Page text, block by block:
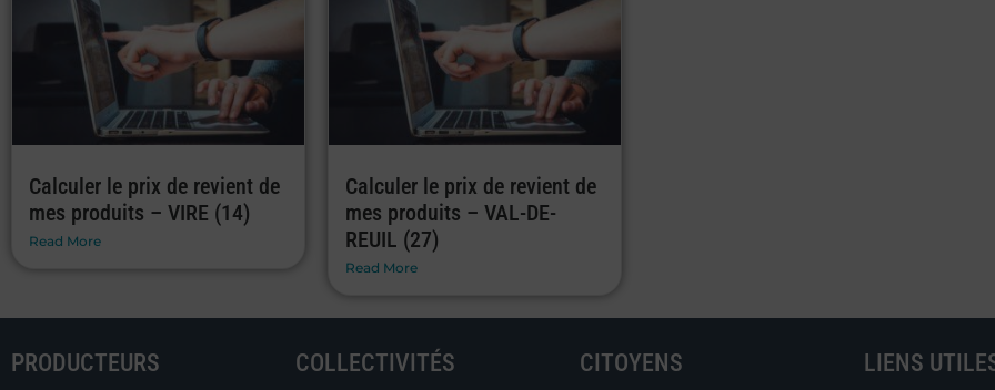
Calculer le prix de revient de
mes produits – VIRE (14)
Read More
Calculer le prix de revient de
mes produits – VAL-DE-
REUIL (27)
Read More
PRODUCTEURS COLLECTIVITÉS CITOYENS LIENS